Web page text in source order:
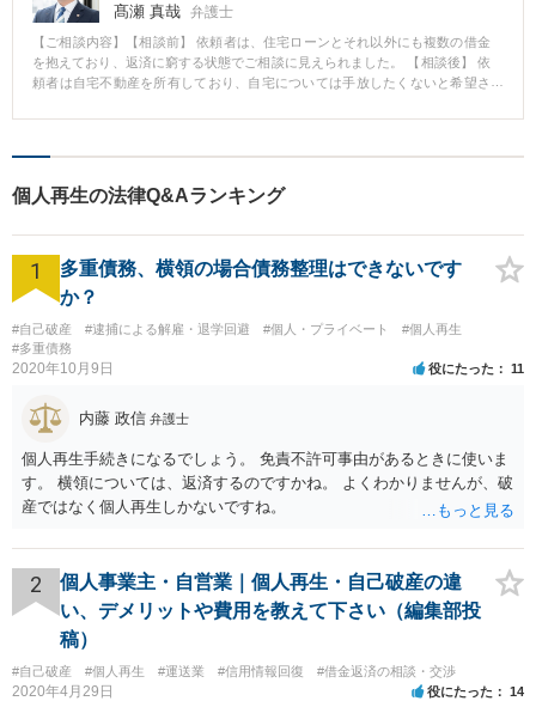
髙瀬 真哉 弁護士
【ご相談内容】【相談前】 依頼者は、住宅ローンとそれ以外にも複数の借金
を抱えており、返済に窮する状態でご相談に見えられました。 【相談後】 依
頼者は自宅不動産を所有しており、自宅については手放したくないと希望さ
し、自宅を手放すことなくその他の借金を整理することができました。 【先
個人再生の法律Q&Aランキング
1
多重債務、横領の場合債務整理はできないです
か？
#自己破産 #逮捕による解雇・退学回避 #個人・プライベート
#個人再生
#多重債務
2020年10月9日 役にたった 11
内藤 政信 弁護士
個人再生手続きになるでしょう。 免責不許可事由があるときに使いま
す。 横領については、返済するのですかね。 よくわかりませんが、破
産ではなく個人再生しかないですね。
2
個人事業主・自営業｜個人再生・自己破産の違
い、デメリットや費用を教えて下さい（編集部投
稿）
#自己破産 #個人再生 #運送業 #信用情報回復 #借金返済の相談・交渉
2020年4月29日 役にたった 14